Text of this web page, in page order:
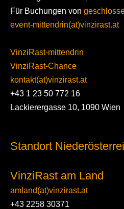
Für Buchungen von
event-mittendrin(at)vinzirast.at
VinziRast-mittendrin
VinziRast-Chance
kontakt(at)vinzirast.at
+43 1 23 50 772 16
Lackierergasse 10, 1090 Wien
Standort
VinziRast am Land
amland(at)vinzirast.at
+43 2258 30371